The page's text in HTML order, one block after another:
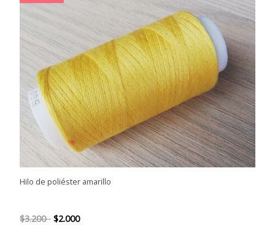
Hilo de poliéster amarillo
$3.200 $2.000